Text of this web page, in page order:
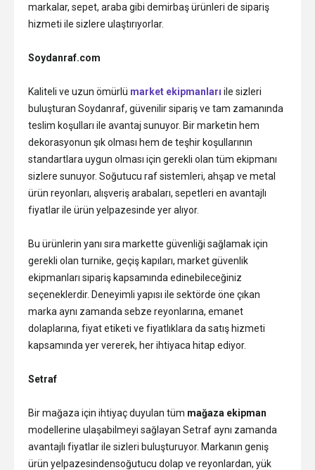
markalar, sepet, araba gibi demirbaş ürünleri de sipariş
hizmeti ile sizlere ulaştırıyorlar.
Soydanraf.com
Kaliteli ve uzun ömürlü market ekipmanları ile sizleri
buluşturan Soydanraf, güvenilir sipariş ve tam zamanında
teslim koşulları ile avantaj sunuyor. Bir marketin hem
dekorasyonun şık olması hem de teşhir koşullarının
standartlara uygun olması için gerekli olan tüm ekipmanı
sizlere sunuyor. Soğutucu raf sistemleri, ahşap ve metal
ürün reyonları, alışveriş arabaları, sepetleri en avantajlı
fiyatlar ile ürün yelpazesinde yer alıyor.
Bu ürünlerin yanı sıra markette güvenliği sağlamak için
gerekli olan turnike, geçiş kapıları, market güvenlik
ekipmanları sipariş kapsamında edinebileceğiniz
seçeneklerdir. Deneyimli yapısı ile sektörde öne çıkan
marka aynı zamanda sebze reyonlarına, emanet
dolaplarına, fiyat etiketi ve fiyatlıklara da satış hizmeti
kapsamında yer vererek, her ihtiyaca hitap ediyor.
Setraf
Bir mağaza için ihtiyaç duyulan tüm mağaza ekipman
modellerine ulaşabilmeyi sağlayan Setraf aynı zamanda
avantajlı fiyatlar ile sizleri buluşturuyor. Markanın geniş
ürün yelpazesindensoğutucu dolap ve reyonlardan, yük